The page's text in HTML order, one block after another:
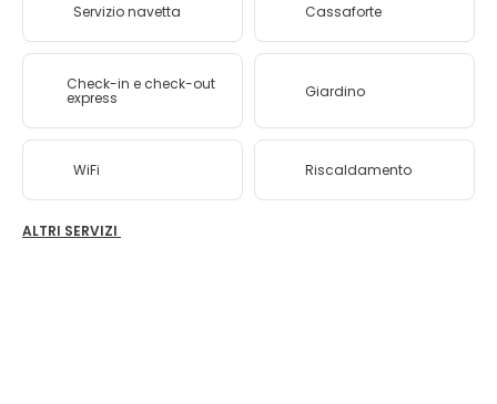
Servizio navetta Cassaforte
Check-in e check-out
express Giardino
WiFi Riscaldamento
ALTRI SERVIZI